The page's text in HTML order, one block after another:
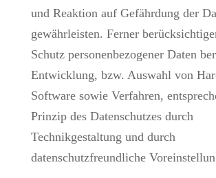
und Reaktion auf Gefährdung der
gewährleisten. Ferner
Schutz personenbezogener Daten
Entwicklung, bzw. Auswahl von
Software sowie Verfahren,
Prinzip des Datenschutzes durch
Technikgestaltung und durch
datenschutzfreundliche